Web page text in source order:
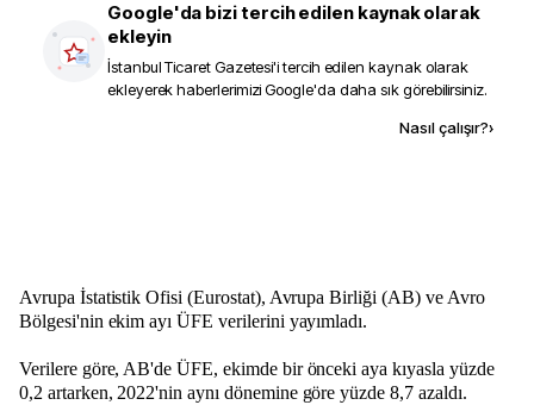
Google'da bizi tercih edilen kaynak olarak
ekleyin
İstanbul Ticaret Gazetesi'i tercih edilen kaynak olarak
ekleyerek haberlerimizi Google'da daha sık görebilirsiniz.
Nasıl çalışır?›
Avrupa İstatistik Ofisi (Eurostat), Avrupa Birliği (AB) ve Avro
Bölgesi'nin ekim ayı ÜFE verilerini yayımladı.
Verilere göre, AB'de ÜFE, ekimde bir önceki aya kıyasla yüzde
0,2 artarken, 2022'nin aynı dönemine göre yüzde 8,7 azaldı.